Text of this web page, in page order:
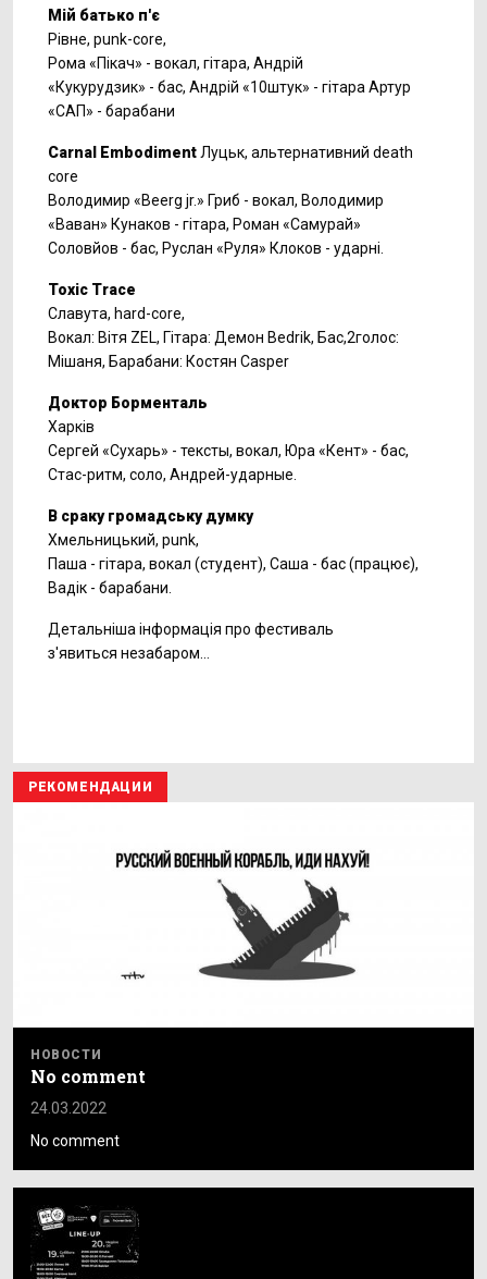
Мій батько п'є
Рівне, punk-core,
Рома «Пікач» - вокал, гітара, Андрій
«Кукурудзик» - бас, Андрій «10штук» - гітара Артур
«САП» - барабани
Carnal Embodiment Луцьк, альтернативний death
core
Володимир «Beerg jr.» Гриб - вокал, Володимир
«Ваван» Кунаков - гітара, Роман «Самурай»
Соловйов - бас, Руслан «Руля» Клоков - ударні.
Toxic Trace
Славута, hard-core,
Вокал: Вітя ZEL, Гітара: Демон Bedrik, Бас,2голос:
Мішаня, Барабани: Костян Casper
Доктор Борменталь
Харків
Сергей «Сухарь» - тексты, вокал, Юра «Кент» - бас,
Стас-ритм, соло, Андрей-ударные.
В сраку громадську думку
Хмельницький, punk,
Паша - гітара, вокал (студент), Саша - бас (працює),
Вадік - барабани.
Детальніша інформація про фестиваль
з'явиться незабаром…
РЕКОМЕНДАЦИИ
НОВОСТИ
No comment
24.03.2022
No comment